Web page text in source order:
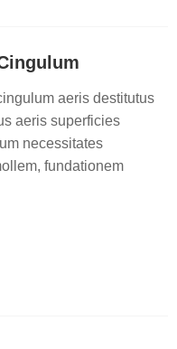
ລາວ
Latine
Қазақша
aeris destitutus
aeris superficies
necessitates
fundationem